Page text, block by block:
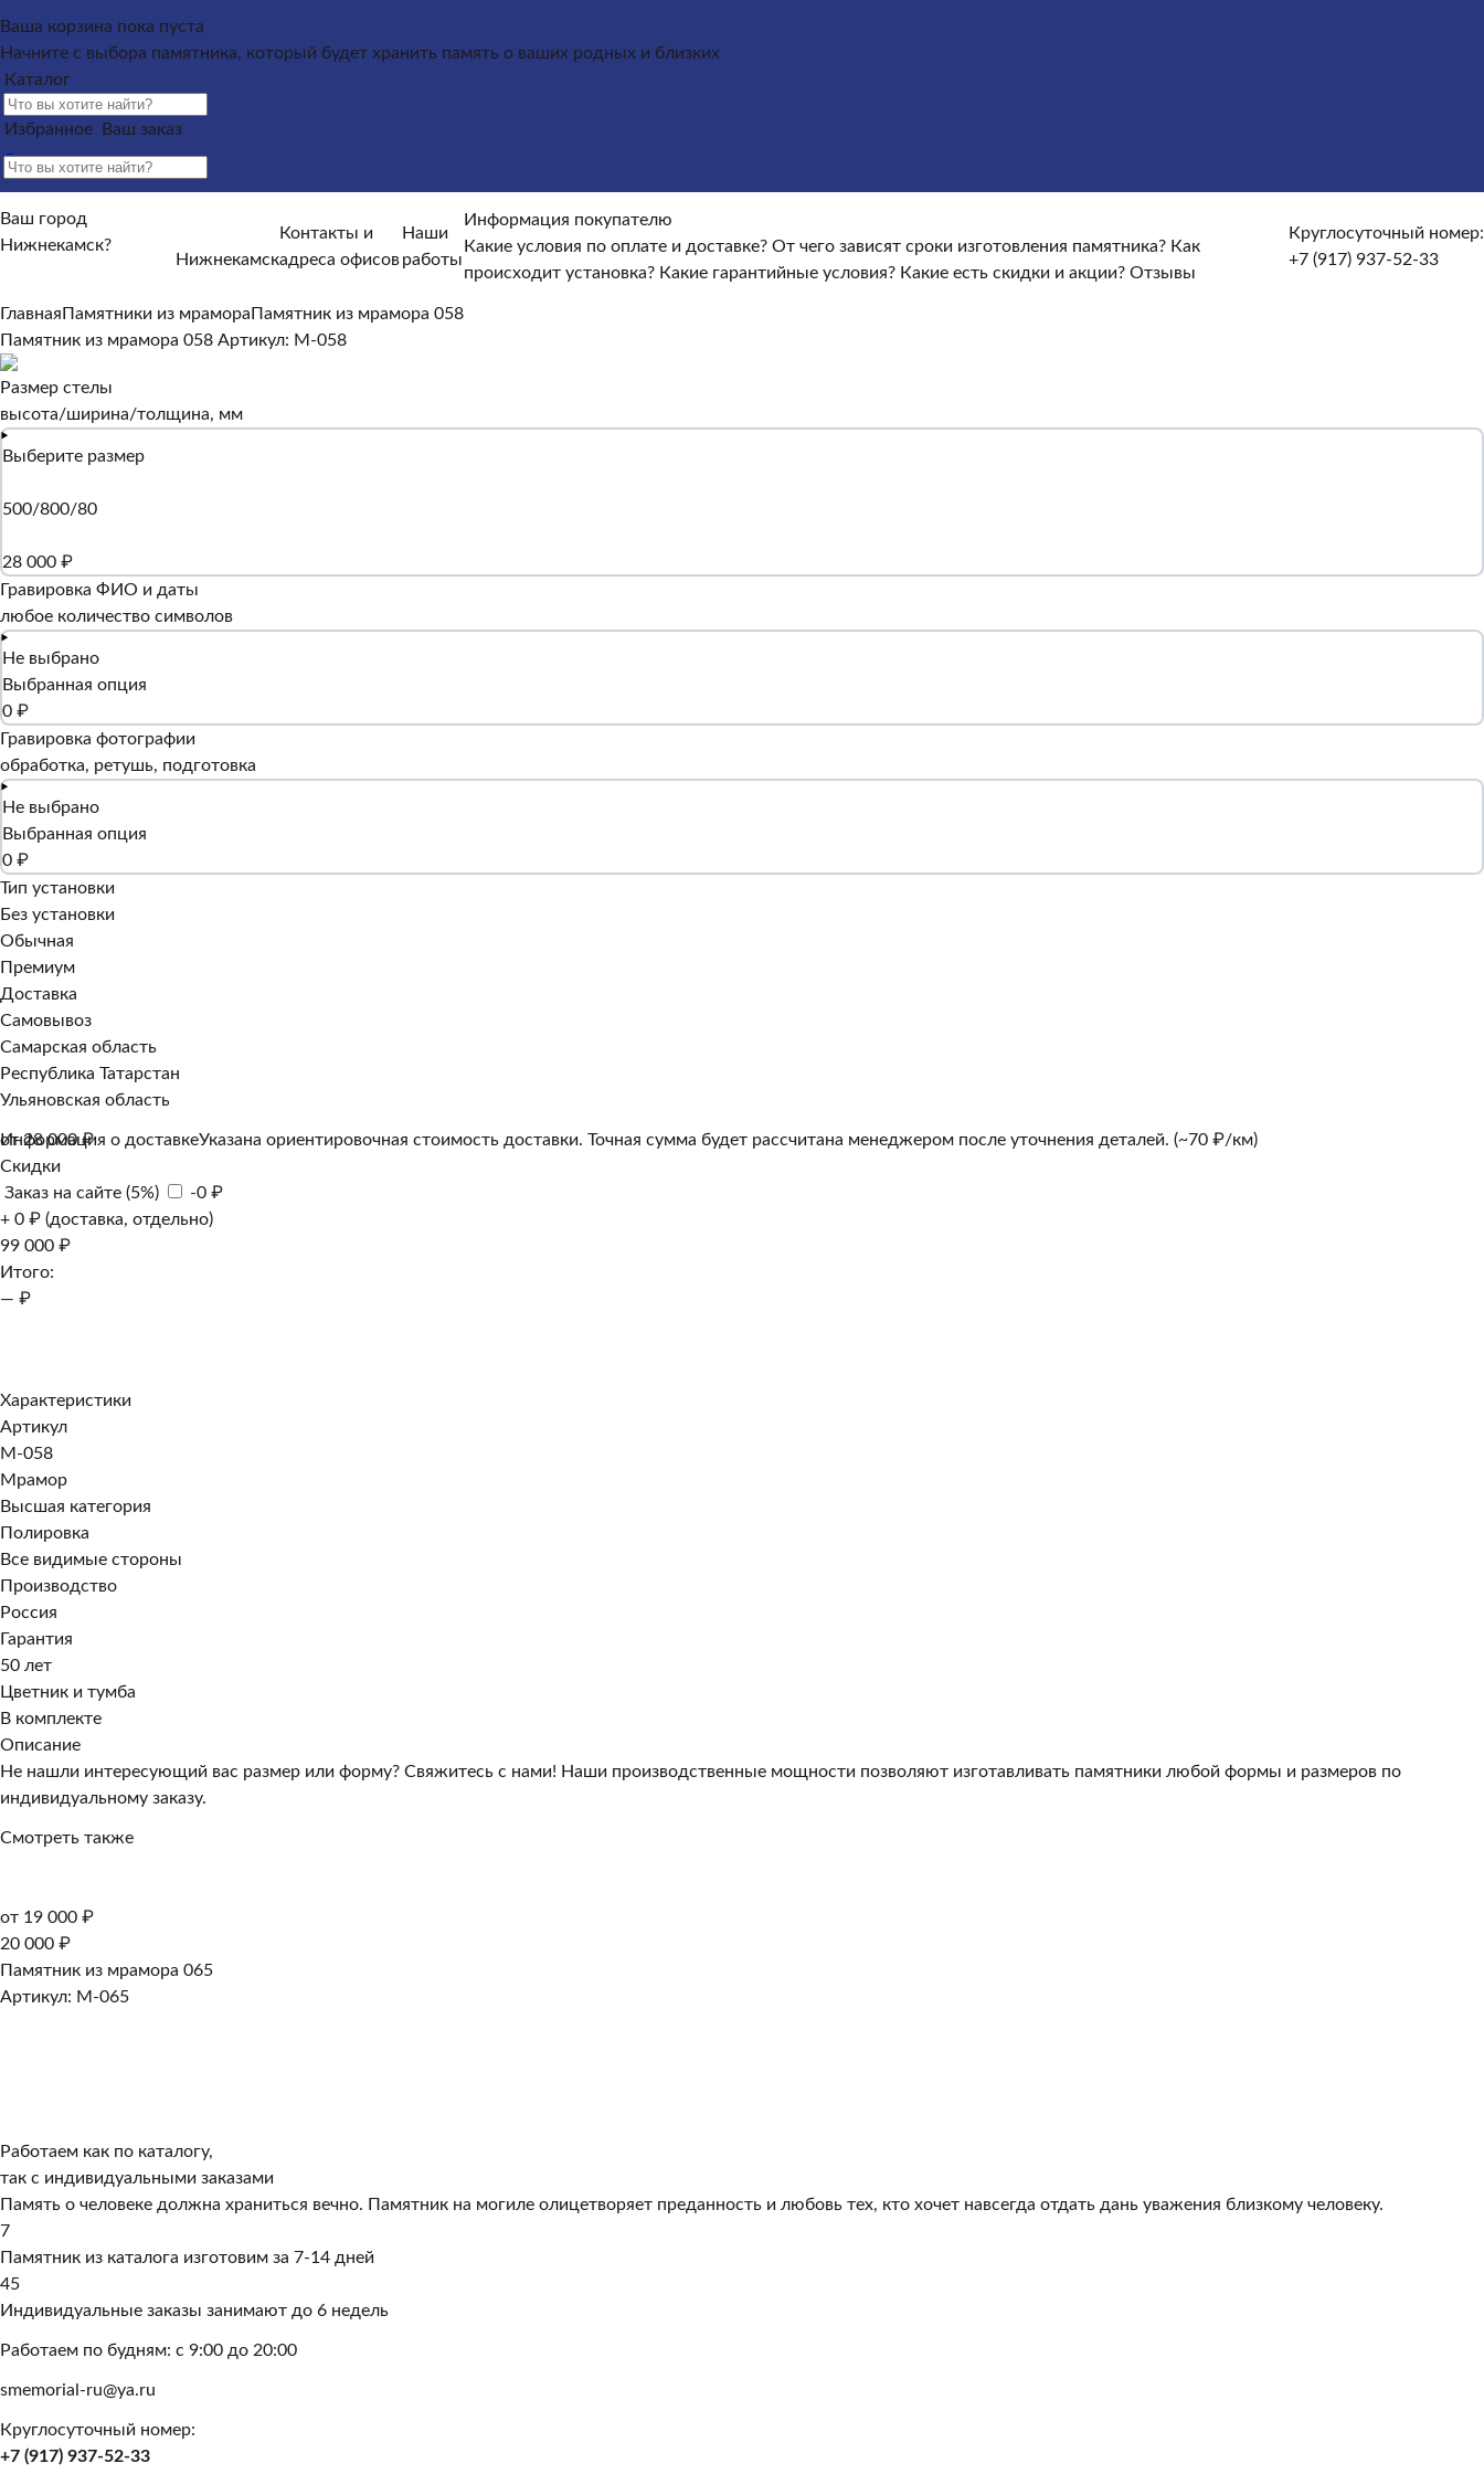
Памятники из гранита Памятники из мрамора Оформление гранитных памятников
Щебень на могилу
Контакты и адреса офисов
памятника?Как происходит установка?
Информация покупателю
Какие условия по оплате и доставке? От чего зависят сроки изготовления памятника?
Отзывы
Ваша корзина пока пуста
Начните с выбора памятника, который будет хранить память о ваших родных и близких
Каталог
Избранное Ваш заказ
Ваш город
Нижнекамск?
Нижнекамск
Контакты и
адреса офисов
Наши
работы
Информация покупателю
Какие условия по оплате и доставке?От чего зависят сроки изготовления памятника? Как
происходит установка? Какие гарантийные условия? Какие есть скидки и акции?Отзывы
Круглосуточный номер:
+7 (917) 937-52-33
Главная Памятники из мрамора Памятник из мрамора 058
Памятник из мрамора 058 Артикул: M-058
Размер стелы
высота/ширина/толщина, мм
Выберите размер
500/800/80
28 000 ₽
Гравировка ФИО и даты
любое количество символов
Не выбрано
Выбранная опция
0 ₽
Гравировка фотографии
обработка, ретушь, подготовка
Не выбрано
Выбранная опция
0 ₽
Тип установки
Без установки
Обычная
Премиум
Доставка
Самовывоз
Самарская область
Республика Татарстан
Ульяновская область
Информация о доставкеУказана ориентировочная стоимость доставки. Точная сумма будет рассчитана менеджером после уточнения деталей. (~70 ₽/км)
от 28 000 ₽
Скидки
Заказ на сайте (5%)
-0 ₽
+ 0 ₽ (доставка, отдельно)
99 000 ₽
Итого:
— ₽
Характеристики
Артикул
M-058
Мрамор
Высшая категория
Полировка
Все видимые стороны
Производство
Россия
Гарантия
50 лет
Цветник и тумба
В комплекте
Описание
Не нашли интересующий вас размер или форму? Свяжитесь с нами! Наши производственные мощности позволяют изготавливать памятники любой формы и размеров по
индивидуальному заказу.
Смотреть также
от 19 000 ₽
20 000 ₽
Памятник из мрамора 065
Артикул: M-065
Работаем как по каталогу,
так с индивидуальными заказами
Память о человеке должна храниться вечно. Памятник на могиле олицетворяет преданность и любовь тех, кто хочет навсегда отдать дань уважения близкому человеку.
7
Памятник из каталога изготовим за 7-14 дней
45
Индивидуальные заказы занимают до 6 недель
Работаем по будням: с 9:00 до 20:00
smemorial-ru@ya.ru
Круглосуточный номер:
+7 (917) 937-52-33